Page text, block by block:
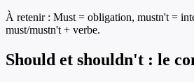
À retenir : Must = obligation, mustn't =
must/mustn't + verbe.
Should et shouldn't : le